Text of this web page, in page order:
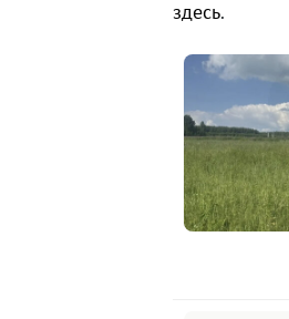
здесь.